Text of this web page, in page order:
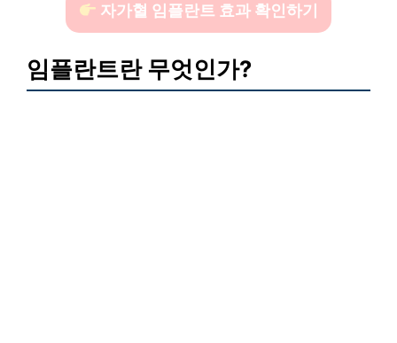
자가혈 임플란트 효과 확인하기
임플란트란 무엇인가?